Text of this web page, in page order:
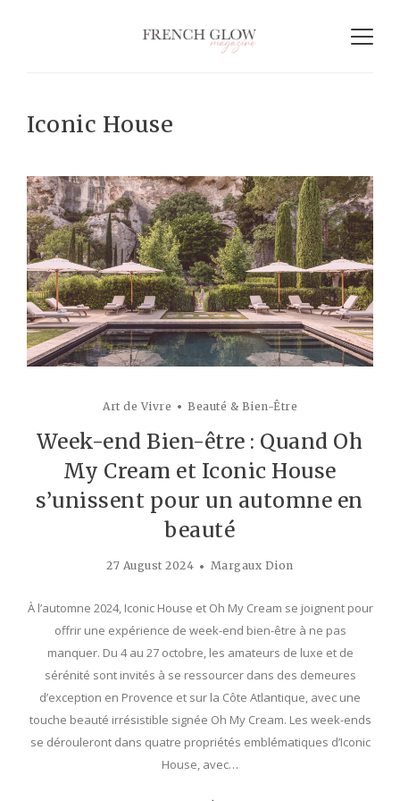
Iconic House
Art de Vivre Beauté & Bien-Être
Week-end Bien-être : Quand Oh
My Cream et Iconic House
s’unissent pour un automne en
beauté
27 August 2024 Margaux Dion
À l’automne 2024, Iconic House et Oh My Cream se joignent pour
offrir une expérience de week-end bien-être à ne pas
manquer. Du 4 au 27 octobre, les amateurs de luxe et de
sérénité sont invités à se ressourcer dans des demeures
d’exception en Provence et sur la Côte Atlantique, avec une
touche beauté irrésistible signée Oh My Cream. Les week-ends
se dérouleront dans quatre propriétés emblématiques d’Iconic
House, avec…